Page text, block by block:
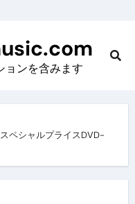
ョンを含みます
ペシャルプライスDVD-